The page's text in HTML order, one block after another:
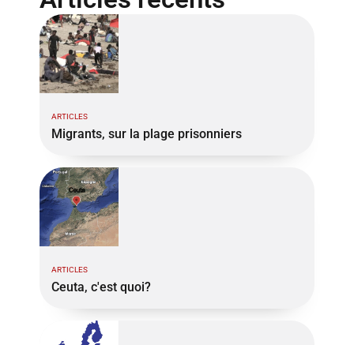
ARTICLES
Migrants, sur la plage prisonniers
ARTICLES
Ceuta, c'est quoi?